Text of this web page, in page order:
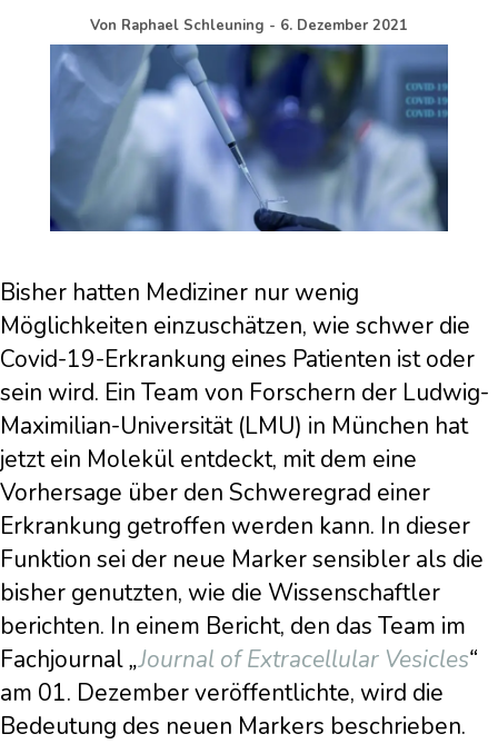
Von Raphael Schleuning - 6. Dezember 2021
Bisher hatten Mediziner nur wenig
Möglichkeiten einzuschätzen, wie schwer die
Covid-19-Erkrankung eines Patienten ist oder
sein wird. Ein Team von Forschern der Ludwig-
Maximilian-Universität (LMU) in München hat
jetzt ein Molekül entdeckt, mit dem eine
Vorhersage über den Schweregrad einer
Erkrankung getroffen werden kann. In dieser
Funktion sei der neue Marker sensibler als die
bisher genutzten, wie die Wissenschaftler
berichten. In einem Bericht, den das Team im
Fachjournal„Journal of Extracellular Vesicles“
am 01. Dezember veröffentlichte, wird die
Bedeutung des neuen Markers beschrieben.